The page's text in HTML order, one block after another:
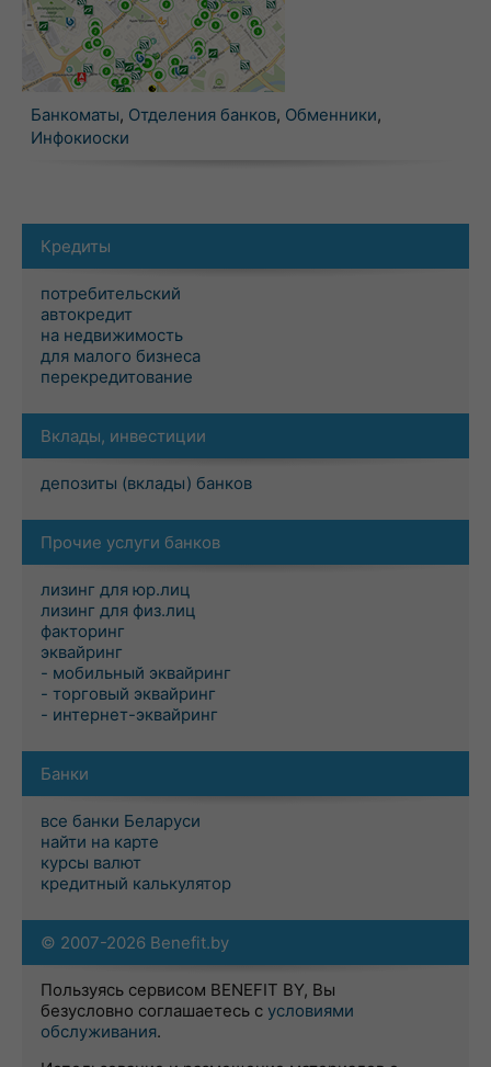
Банкоматы, Отделения банков, Обменники,
Инфокиоски
Кредиты
потребительский
автокредит
на недвижимость
для малого бизнеса
перекредитование
Вклады, инвестиции
депозиты (вклады) банков
Прочие услуги банков
лизинг для юр.лиц
лизинг для физ.лиц
факторинг
эквайринг
- мобильный эквайринг
- торговый эквайринг
- интернет-эквайринг
Банки
все банки Беларуси
найти на карте
курсы валют
кредитный калькулятор
© 2007-2026 Benefit.by
Пользуясь сервисом BENEFIT BY, Вы
безусловно соглашаетесь с условиями
обслуживания.